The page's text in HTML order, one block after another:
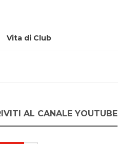
Vita di Club
AL CANALE YOUTUBE